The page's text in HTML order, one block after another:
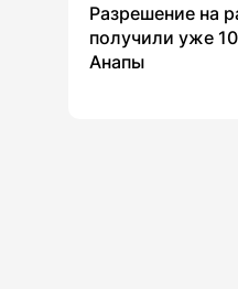
Разрешение на
получили уже
Анапы